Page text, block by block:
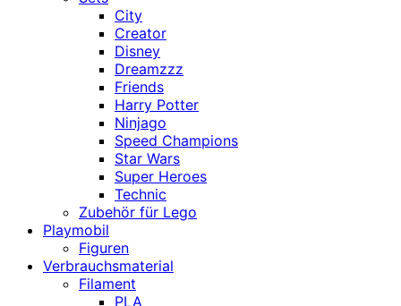
City
Creator
Disney
Dreamzzz
Friends
Harry Potter
Ninjago
Speed Champions
Star Wars
Super Heroes
Technic
Zubehör für Lego
Playmobil
Figuren
Verbrauchsmaterial
Filament
PLA